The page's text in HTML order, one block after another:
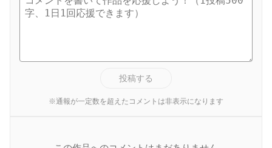
投稿する
※通報が一定数を超えたコメントは非表示になります